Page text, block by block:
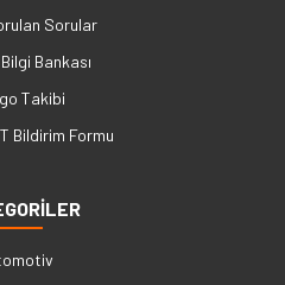
Sorular
Bankası
Takibi
Bildirim Formu